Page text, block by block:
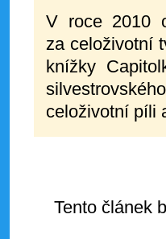
V roce 2010
za celoživotní
knížky
celoživotní píli
Tento článek